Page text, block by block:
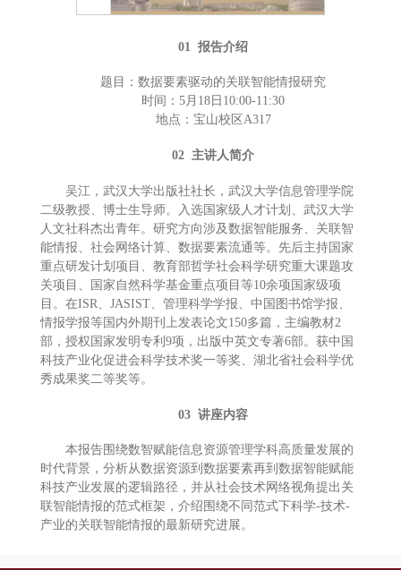
01 报告介绍
题目：数据要素驱动的关联智能情报研究
时间：5月18日10:00-11:30
地点：宝山校区A317
02 主讲人简介
吴江，武汉大学出版社社长，武汉大学信息管理学院
二级教授、博士生导师。入选国家级人才计划、武汉大学
人文社科杰出青年。研究方向涉及数据智能服务、关联智
能情报、社会网络计算、数据要素流通等。先后主持国家
重点研发计划项目、教育部哲学社会科学研究重大课题攻
关项目、国家自然科学基金重点项目等10余项国家级项
目。在ISR、JASIST、管理科学学报、中国图书馆学报、
情报学报等国内外期刊上发表论文150多篇，主编教材2
部，授权国家发明专利9项，出版中英文专著6部。获中国
科技产业化促进会科学技术奖一等奖、湖北省社会科学优
秀成果奖二等奖等。
03 讲座内容
本报告围绕数智赋能信息资源管理学科高质量发展的
时代背景，分析从数据资源到数据要素再到数据智能赋能
科技产业发展的逻辑路径，并从社会技术网络视角提出关
联智能情报的范式框架，介绍围绕不同范式下科学-技术-
产业的关联智能情报的最新研究进展。